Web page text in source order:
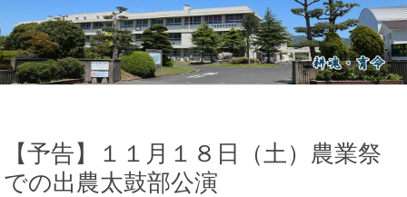
【予告】１１月１８日（土）農業祭
での出農太鼓部公演